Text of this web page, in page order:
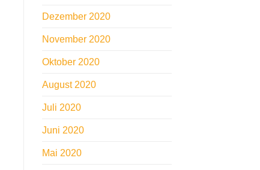
Dezember 2020
November 2020
Oktober 2020
August 2020
Juli 2020
Juni 2020
Mai 2020